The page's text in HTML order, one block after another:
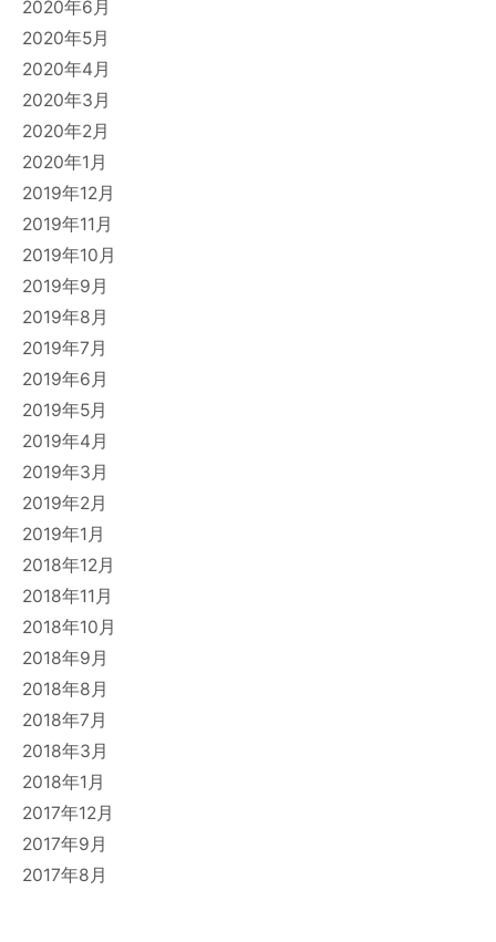
2020年6月
2020年5月
2020年4月
2020年3月
2020年2月
2020年1月
2019年12月
2019年11月
2019年10月
2019年9月
2019年8月
2019年7月
2019年6月
2019年5月
2019年4月
2019年3月
2019年2月
2019年1月
2018年12月
2018年11月
2018年10月
2018年9月
2018年8月
2018年7月
2018年3月
2018年1月
2017年12月
2017年9月
2017年8月